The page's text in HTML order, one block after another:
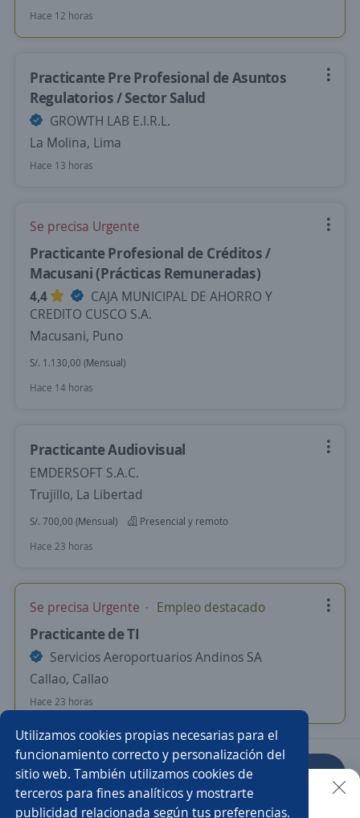
Hace 12 horas
Practicante Pre Profesional de Asuntos
Regulatorios / Sector Salud
GROWTH LAB E.I.R.L.
La Molina, Lima
Hace 13 horas
Se precisa Urgente
Practicante Profesional de Créditos /
Macusani (Prácticas Remuneradas)
4,4
CAJA MUNICIPAL DE AHORRO Y
CREDITO CUSCO S.A.
Macusani, Puno
S/. 1.130,00 (Mensual)
Hace 14 horas
Practicante Audiovisual
EMDERSOFT S.A.C.
Trujillo, La Libertad
S/. 700,00 (Mensual)
Presencial y remoto
Hace 23 horas
Se precisa Urgente Empleo destacado
Practicante de TI
Servicios Aeroportuarios Andinos SA
Callao, Callao
Hace 23 horas
Anterior Siguiente
Buscar es más fácil en la app
Utilizamos cookies propias necesarias para el
funcionamiento correcto y personalización del
sitio web. También utilizamos cookies de
terceros para fines analíticos y mostrarte
publicidad relacionada según tus preferencias.